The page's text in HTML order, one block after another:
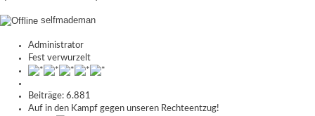
selfmademan
Administrator
Fest verwurzelt
Beiträge: 6.881
Auf in den Kampf gegen unseren Rechteentzug!